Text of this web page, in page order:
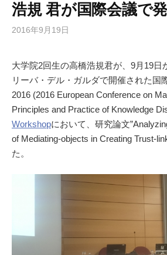
浩規 君が国際会議で
2016年9月19日
大学院2回生の高橋浩規君が、9月19日
リーバ・デル・ガルダで開催された国
2016 (2016 European Conference on
Principles and Practice of Knowledge
Workshopにおいて、研究論文
of Mediating-objects in Creating Trust-
た。